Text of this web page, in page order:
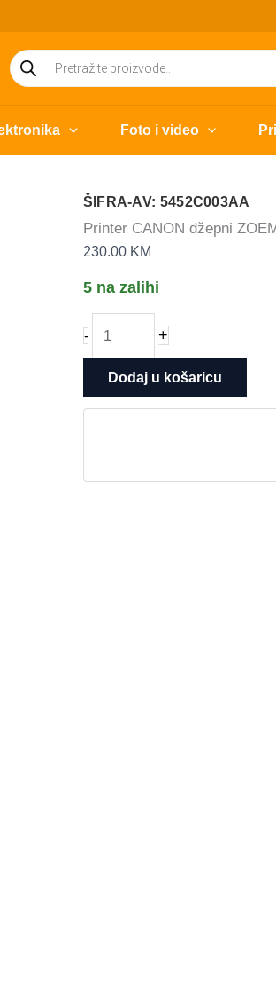
Products
search
Foto i video
ŠIFRA-AV: 5452C003AA
Printer CANON džepni
230.00 KM
5 na zalihi
-
CANON
ZOEMINI
2
+
Dodaj u košaricu